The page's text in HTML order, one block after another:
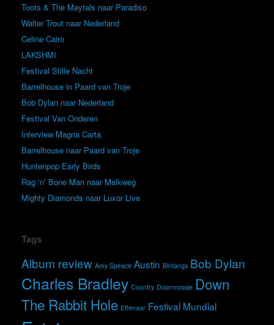
Toots & The Maytals naar Paradiso
Walter Trout naar Nederland
Celine Cairo
LAKSHMI
Festival Stille Nacht
Barrelhouse in Paard van Troje
Bob Dylan naar Nederland
Festival Van Onderen
Interview Magna Carta
Barrelhouse naar Paard van Troje
Huntenpop Early Birds
Rag ‘n’ Bone Man naar Melkweg
Mighty Diamonds naar Luxor Live
Tags
Album review Amy Speace Austin Bintangs Bob Dylan
Charles Bradley Country Doornroosje Down
The Rabbit Hole Effenaar Festival Mundial